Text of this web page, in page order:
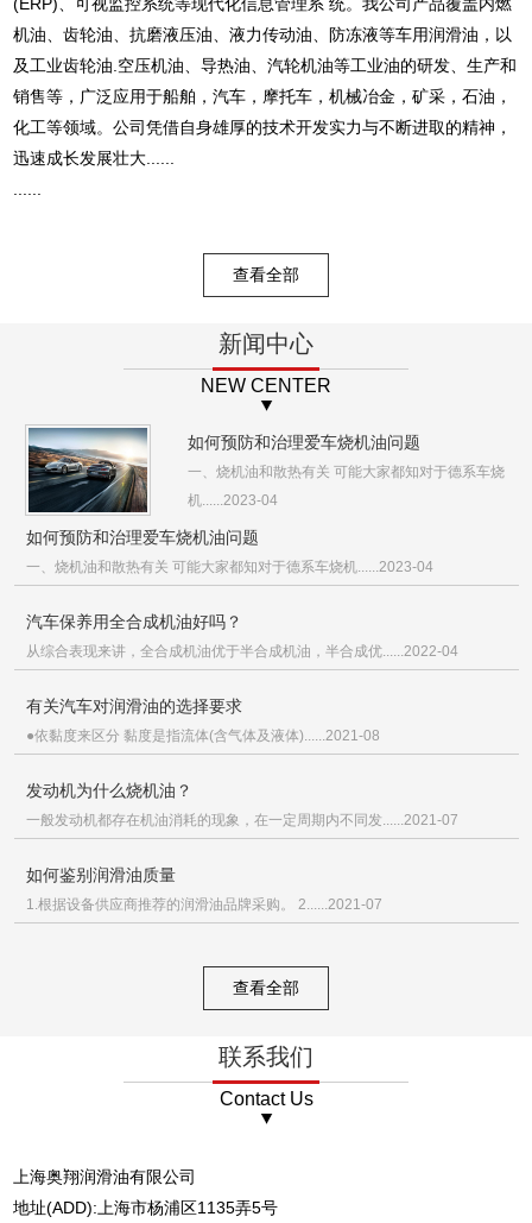
机油、齿轮油、抗磨液压油、液力传动油、防冻液等车用润滑油，以
及工业齿轮油.空压机油、导热油、汽轮机油等工业油的研发、生产和
销售等，广泛应用于船舶，汽车，摩托车，机械冶金，矿采，石油，
化工等领域。公司凭借自身雄厚的技术开发实力与不断进取的精神，
迅速成长发展壮大......
查看全部
新闻中心
NEW CENTER
如何预防和治理爱车烧机油问题
一、烧机油和散热有关 可能大家都知对于德系车烧
机......2023-04
如何预防和治理爱车烧机油问题
一、烧机油和散热有关 可能大家都知对于德系车烧机......2023-04
汽车保养用全合成机油好吗？
从综合表现来讲，全合成机油优于半合成机油，半合成优......2022-04
有关汽车对润滑油的选择要求
●依黏度来区分 黏度是指流体(含气体及液体)......2021-08
发动机为什么烧机油？
一般发动机都存在机油消耗的现象，在一定周期内不同发......2021-07
如何鉴别润滑油质量
1.根据设备供应商推荐的润滑油品牌采购。 2......2021-07
查看全部
联系我们
Contact Us
上海奥翔润滑油有限公司
地址(ADD):上海市杨浦区1135弄5号